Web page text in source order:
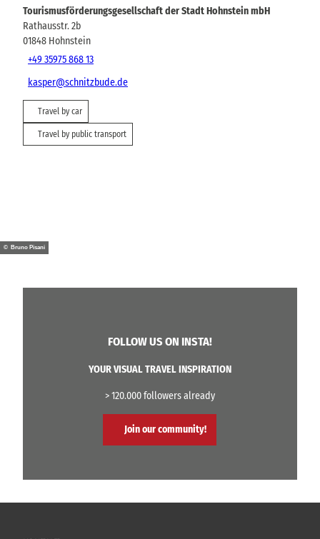
Tourismusförderungsgesellschaft der Stadt Hohnstein mbH
Rathausstr. 2b
01848 Hohnstein
+49 35975 868 13
kasper@schnitzbude.de
Travel by car
Travel by public transport
© Bruno Pisani
FOLLOW US ON INSTA!
YOUR VISUAL TRAVEL INSPIRATION
> 120.000 followers already
Join our community!